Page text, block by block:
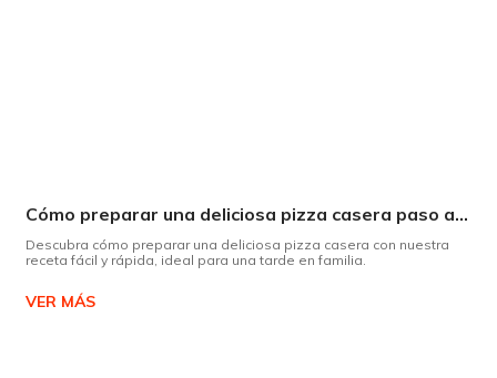
Cómo preparar una deliciosa pizza casera paso a paso
Descubra cómo preparar una deliciosa pizza casera con nuestra
receta fácil y rápida, ideal para una tarde en familia.
VER MÁS